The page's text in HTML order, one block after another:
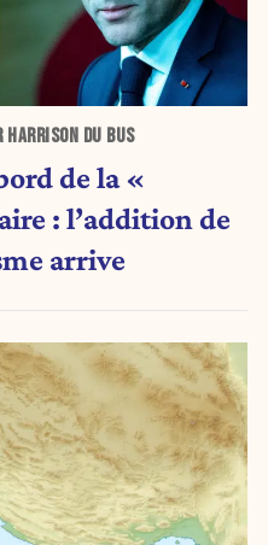
HARRISON DU BUS
de la «
: l’addition de
arrive